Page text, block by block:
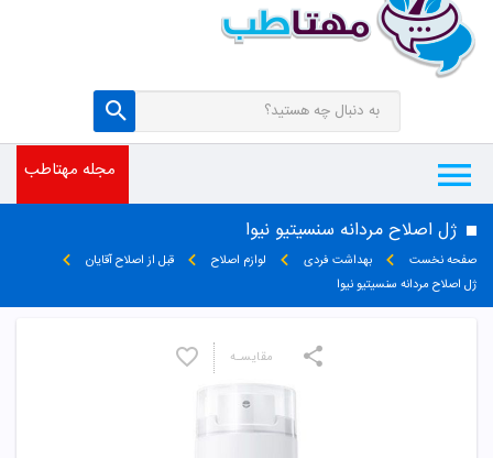
مجله مهتاطب
ژل اصلاح مردانه سنسیتیو نیوا
صفحه نخست بهداشت فردی لوازم اصلاح
قبل از اصلاح آقایان
ژل اصلاح مردانه سنسیتیو نیوا
مقایسـه